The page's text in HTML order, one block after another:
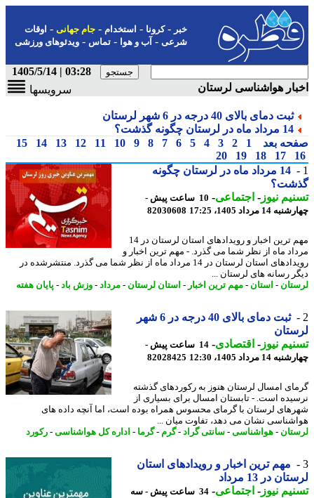
-کرونا-استخدام- جام جهانی-اوقات
شرعی-آب و هوا-تماس-ویدئوهای ورزشی
03:28 | 1405/5/14
هواشناسی لرستان
سرویسها
ثبت دمای بالای 40 درجه در 6 شهر لرستان
14 مرداد ماه در لرستان چگونه گذشت؟
بعد
1
2
3
4
5
6
7
8
9
10
11
12
13
14
15
17
18
19
20
14 مرداد ماه در لرستان چگونه
نیوز-اجتماعی-
10 ساعت پیش -
مرداد 1405، 17:25
82030608
مهم ترین اخبار و رویدادهای استان لرستان در 14
ماه از نظر شما می گذرد. - مهم ترین اخبار و
رویدادهای استان لرستان در 14 مرداد ماه از نظر شما می گذرد. منتشرشده در
رسانه های لرستان ...
-استان-مهم ترین اخبار -استان لرستان-مرداد-وزش باد- پایان هفته
ثبت دمای بالای 40 درجه در 6 شهر
نیوز-اقتصادی-
14 ساعت پیش -
مرداد 1405، 12:30
82028425
امسال لرستان هنوز به رکوردهای گذشته
است. - تابستان امسال برای بسیاری از
لرستان با گرمای محسوس همراه بوده است، اما آنچه داده های
نشان می دهد، تفاوت میان ...
-هواشناسی-سانتی گراد- گرم-گرما- اداره کل هواشناسی-رکورد
مهم ترین اخبار و رویدادهای استان
در 13 مرداد
نیوز-اجتماعی-
34 ساعت پیش - سه